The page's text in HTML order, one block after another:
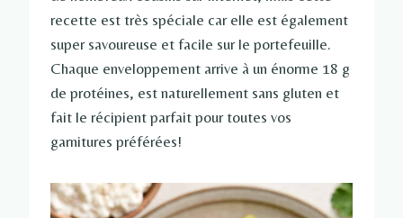
recette est très spéciale car elle est également
super savoureuse et facile sur le portefeuille.
Chaque enveloppement arrive à un énorme 18 g
de protéines, est naturellement sans gluten et
fait le récipient parfait pour toutes vos
garnitures préférées!